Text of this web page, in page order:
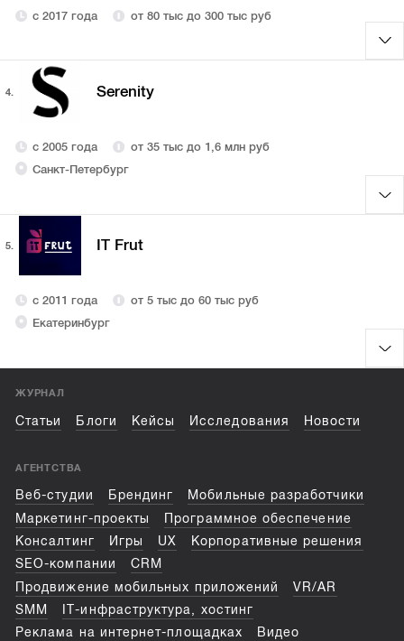
с 2017 года от 80 тыс до 300 тыс руб
4. Serenity
с 2005 года
от 35 тыс до 1,6 млн руб
Санкт-Петербург
5. IT Frut
с 2011 года
от 5 тыс до 60 тыс руб
Екатеринбург
ЖУРНАЛ
Статьи Блоги Кейсы Исследования Новости
АГЕНТСТВА
Веб-студии Брендинг
Мобильные разработчики
Маркетинг-проекты
Программное обеспечение
Консалтинг
Игры UX
Корпоративные решения
SEO-компании
CRM
Продвижение мобильных приложений
VR/AR
SMM
IT-инфраструктура, хостинг
Реклама на интернет-площадках
Видео